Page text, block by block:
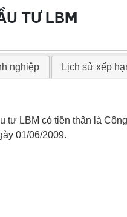
TƯ LBM
nghiệp Lịch sử xếp
tư LBM có tiền thân là
01/06/2009.